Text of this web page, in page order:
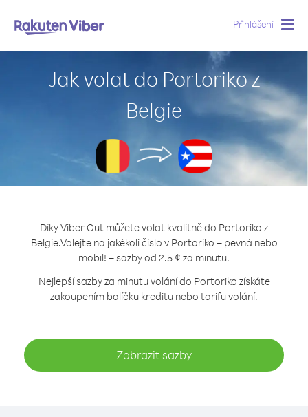
Přihlášení
Jak volat do Portoriko z
Belgie
Díky Viber Out můžete volat kvalitně do Portoriko z
Belgie.Volejte na jakékoli číslo v Portoriko – pevná nebo
mobil! – sazby od 2.5 ¢ za minutu.
Nejlepší sazby za minutu volání do Portoriko získáte
zakoupením balíčku kreditu nebo tarifu volání.
Zobrazit sazby